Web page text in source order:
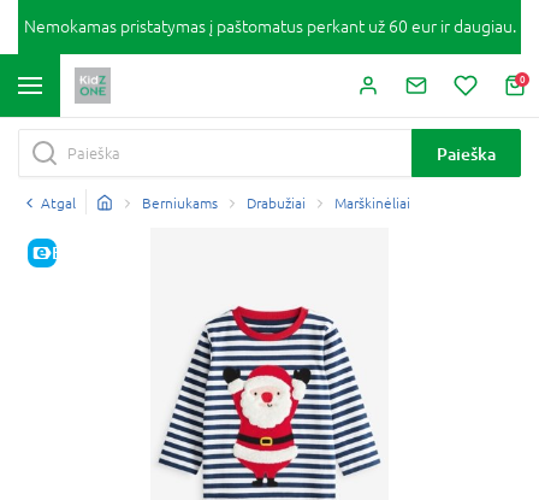
Nemokamas pristatymas į paštomatus perkant už 60 eur ir daugiau.
0
Paieška
Atgal Berniukams Drabužiai Marškinėliai
E-KAINA